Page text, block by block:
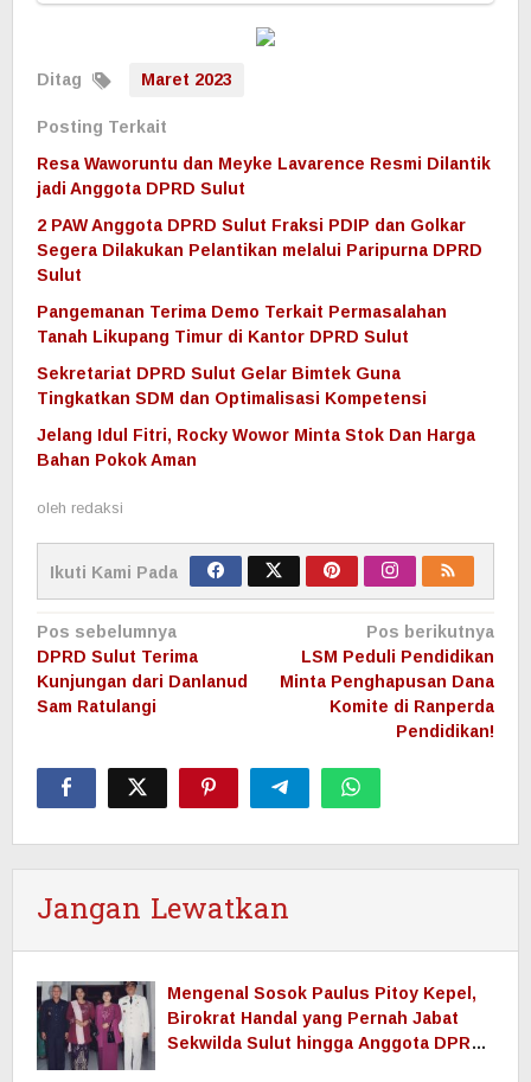
Ditag Maret 2023
Posting Terkait
Resa Waworuntu dan Meyke Lavarence Resmi Dilantik
jadi Anggota DPRD Sulut
2 PAW Anggota DPRD Sulut Fraksi PDIP dan Golkar
Segera Dilakukan Pelantikan melalui Paripurna DPRD
Sulut
Pangemanan Terima Demo Terkait Permasalahan
Tanah Likupang Timur di Kantor DPRD Sulut
Sekretariat DPRD Sulut Gelar Bimtek Guna
Tingkatkan SDM dan Optimalisasi Kompetensi
Jelang Idul Fitri, Rocky Wowor Minta Stok Dan Harga
Bahan Pokok Aman
oleh redaksi
Ikuti Kami Pada
Navigasi
pos
Pos sebelumnya
DPRD Sulut Terima
Kunjungan dari Danlanud
Sam Ratulangi
Pos berikutnya
LSM Peduli Pendidikan
Minta Penghapusan Dana
Komite di Ranperda
Pendidikan!
Jangan Lewatkan
Mengenal Sosok Paulus Pitoy Kepel,
Birokrat Handal yang Pernah Jabat
Sekwilda Sulut hingga Anggota DPRD